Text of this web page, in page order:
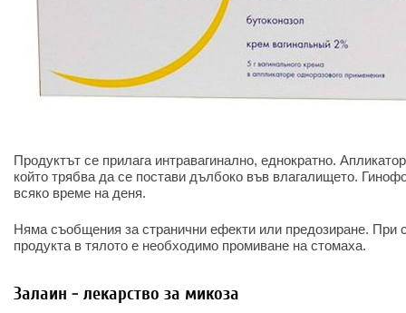
Продуктът се прилага интравагинално, еднократно.
който трябва да се постави дълбоко във влагалището.
всяко време на деня.
Няма съобщения за странични ефекти или предозиране. При
продукта в тялото е необходимо промиване на стомаха.
Залаин - лекарство за микоза